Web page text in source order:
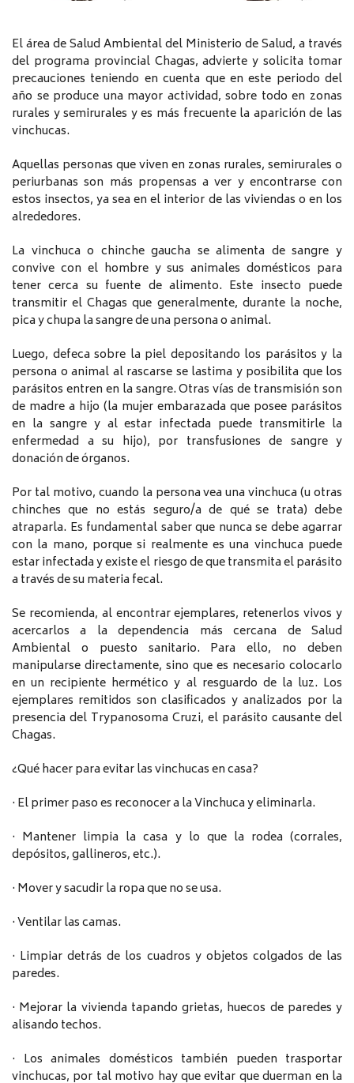
El área de Salud Ambiental del Ministerio de Salud, a través
del programa provincial Chagas, advierte y solicita tomar
precauciones teniendo en cuenta que en este periodo del
año se produce una mayor actividad, sobre todo en zonas
rurales y semirurales y es más frecuente la aparición de las
vinchucas.
Aquellas personas que viven en zonas rurales, semirurales o
periurbanas son más propensas a ver y encontrarse con
estos insectos, ya sea en el interior de las viviendas o en los
alrededores.
La vinchuca o chinche gaucha se alimenta de sangre y
convive con el hombre y sus animales domésticos para
tener cerca su fuente de alimento. Este insecto puede
transmitir el Chagas que generalmente, durante la noche,
pica y chupa la sangre de una persona o animal.
Luego, defeca sobre la piel depositando los parásitos y la
persona o animal al rascarse se lastima y posibilita que los
parásitos entren en la sangre. Otras vías de transmisión son
de madre a hijo (la mujer embarazada que posee parásitos
en la sangre y al estar infectada puede transmitirle la
enfermedad a su hijo), por transfusiones de sangre y
donación de órganos.
Por tal motivo, cuando la persona vea una vinchuca (u otras
chinches que no estás seguro/a de qué se trata) debe
atraparla. Es fundamental saber que nunca se debe agarrar
con la mano, porque si realmente es una vinchuca puede
estar infectada y existe el riesgo de que transmita el parásito
a través de su materia fecal.
Se recomienda, al encontrar ejemplares, retenerlos vivos y
acercarlos a la dependencia más cercana de Salud
Ambiental o puesto sanitario. Para ello, no deben
manipularse directamente, sino que es necesario colocarlo
en un recipiente hermético y al resguardo de la luz. Los
ejemplares remitidos son clasificados y analizados por la
presencia del Trypanosoma Cruzi, el parásito causante del
Chagas.
¿Qué hacer para evitar las vinchucas en casa?
· El primer paso es reconocer a la Vinchuca y eliminarla.
· Mantener limpia la casa y lo que la rodea (corrales,
depósitos, gallineros, etc.).
· Mover y sacudir la ropa que no se usa.
· Ventilar las camas.
· Limpiar detrás de los cuadros y objetos colgados de las
paredes.
· Mejorar la vivienda tapando grietas, huecos de paredes y
alisando techos.
· Los animales domésticos también pueden trasportar
vinchucas, por tal motivo hay que evitar que duerman en la